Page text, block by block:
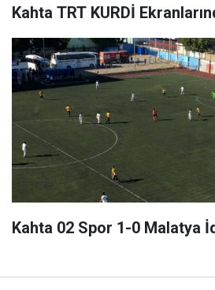
Kahta TRT KURDİ
Kahta 02 Spor 1-0 Malatya